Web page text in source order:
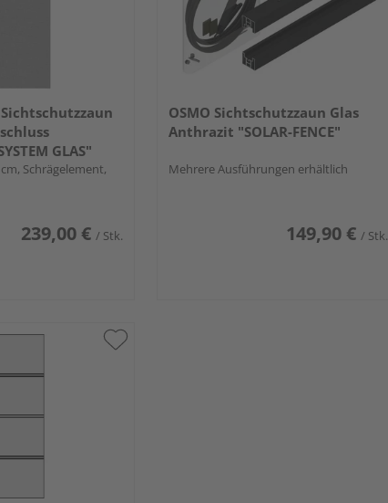
GLAS"
Schrägelement,
239,00 € / Stk.
OSMO Sichtschutzzaun Glas
Anthrazit "SOLAR-FENCE"
Mehrere Ausführungen erhältlich
149,90 € / Stk.